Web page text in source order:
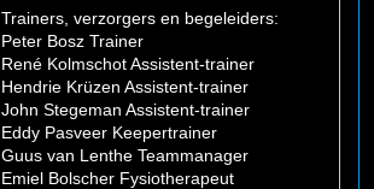
Trainers, verzorgers en begeleiders:
Peter Bosz Trainer
René Kolmschot Assistent-trainer
Hendrie Krüzen Assistent-trainer
John Stegeman Assistent-trainer
Eddy Pasveer Keepertrainer
Guus van Lenthe Teammanager
Emiel Bolscher Fysiotherapeut